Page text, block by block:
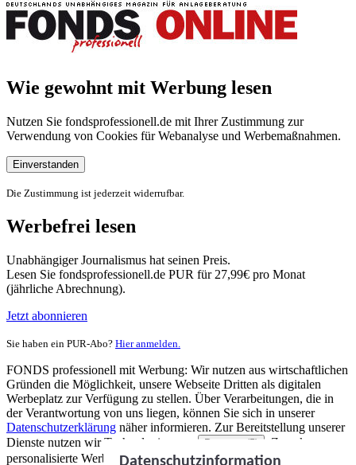
Wie gewohnt mit Werbung lesen
Nutzen Sie fondsprofessionell.de mit Ihrer Zustimmung zur
Verwendung von Cookies für Webanalyse und Werbemaßnahmen.
Einverstanden
Die Zustimmung ist jederzeit widerrufbar.
Werbefrei lesen
Unabhängiger Journalismus hat seinen Preis.
Lesen Sie fondsprofessionell.de PUR für 27,99€ pro Monat
(jährliche Abrechnung).
Jetzt abonnieren
Sie haben ein PUR-Abo? Hier anmelden.
FONDS professionell mit Werbung: Wir nutzen aus wirtschaftlichen
Gründen die Möglichkeit, unsere Webseite Dritten als digitalen
Werbeplatz zur Verfügung zu stellen. Über Verarbeitungen, die in
der Verantwortung von uns liegen, können Sie sich in unserer
Datenschutzerklärung näher informieren. Zur Bereitstellung unserer
Dienste nutzen wir Technologien von
Partnern (5)
. Zwecke:
personalisierte Werbung und Inhalte, Messung von Werbeleistung
Datenschutzinformation